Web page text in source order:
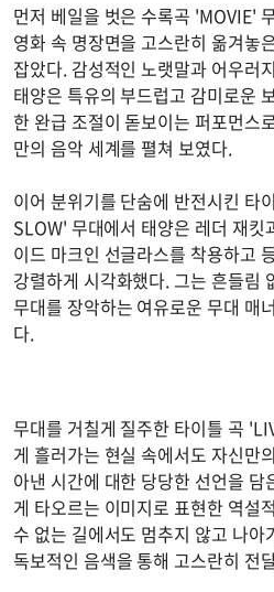
먼저 베일을 벗은 수록곡 'MOVIE'
영화 속 명장면을 고스란히 옮겨놓
잡았다. 감성적인 노랫말과 어우러
태양은 특유의 부드럽고 감미로운
한 완급 조절이 돋보이는 퍼포먼스
만의 음악 세계를 펼쳐 보였다.
이어 분위기를 단숨에 반전시킨 타
SLOW' 무대에서 태양은 레더 재킷
이드 마크인 선글라스를 착용하고
강렬하게 시각화했다. 그는 흔들림
무대를 장악하는 여유로운 무대 매
다.
무대를 거칠게 질주한 타이틀 곡
게 흘러가는 현실 속에서도 자신만
아낸 시간에 대한 당당한 선언을
게 타오르는 이미지로 표현한 역설
수 없는 길에서도 멈추지 않고 나아
독보적인 음색을 통해 고스란히 전